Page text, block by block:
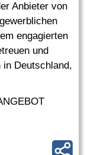
Anbieter von
engagierten
und
Deutschland,